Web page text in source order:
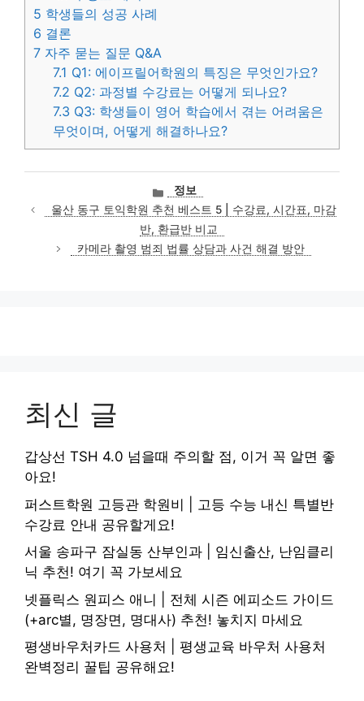
5 학생들의 성공 사례
6 결론
7 자주 묻는 질문 Q&A
7.1 Q1: 에이프릴어학원의 특징은 무엇인가요?
7.2 Q2: 과정별 수강료는 어떻게 되나요?
7.3 Q3: 학생들이 영어 학습에서 겪는 어려움은
무엇이며, 어떻게 해결하나요?
카
테
고
리
정보
울산 동구 토익학원 추천 베스트 5 | 수강료, 시간표, 마감
반, 환급반 비교
카메라 촬영 범죄 법률 상담과 사건 해결 방안
최신 글
갑상선 TSH 4.0 넘을때 주의할 점, 이거 꼭 알면 좋
아요!
퍼스트학원 고등관 학원비 | 고등 수능 내신 특별반
수강료 안내 공유할게요!
서울 송파구 잠실동 산부인과 | 임신출산, 난임클리
닉 추천! 여기 꼭 가보세요
넷플릭스 원피스 애니 | 전체 시즌 에피소드 가이드
(+arc별, 명장면, 명대사) 추천! 놓치지 마세요
평생바우처카드 사용처 | 평생교육 바우처 사용처
완벽정리 꿀팁 공유해요!